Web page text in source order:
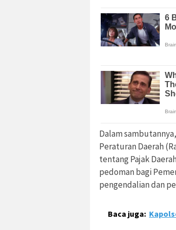
Dalam
Peraturan Daerah
tentang Pajak
pedoman bagi
pengendalian dan
Baca juga: